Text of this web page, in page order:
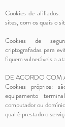
Cookies de afiliados:
sites, com os quais o
Cookies de
criptografadas para
fiquem vulneráveis a
DE ACORDO COM
Cookies próprios:
equipamento
computador ou
qual é prestado o